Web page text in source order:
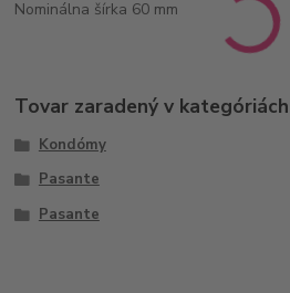
Nominálna šírka 60 mm
Tovar zaradený v kategóriách
Kondómy
Pasante
Pasante